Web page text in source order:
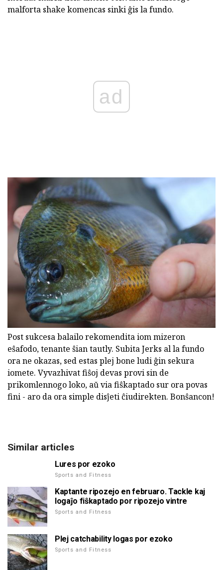
malforta shake komencas sinki ĝis la fundo.
ad
Post sukcesa balailo rekomendita iom mizeron
eŝafodo, tenante ŝian tautly. Subita Jerks al la fundo
ora ne okazas, sed estas plej bone ludi ĝin sekura
iomete. Vyvazhivat fiŝoj devas provi sin de
prikomlennogo loko, aŭ via fiŝkaptado sur ora povas
fini - aro da ora simple disĵeti ĉiudirekten. Bonŝancon!
Similar articles
Lures por ezoko
Sports and Fitness
Kaptante ripozejo en februaro. Tackle kaj
logaĵo fiŝkaptado por ripozejo vintre
Sports and Fitness
Plej catchability logas por ezoko
Sports and Fitness